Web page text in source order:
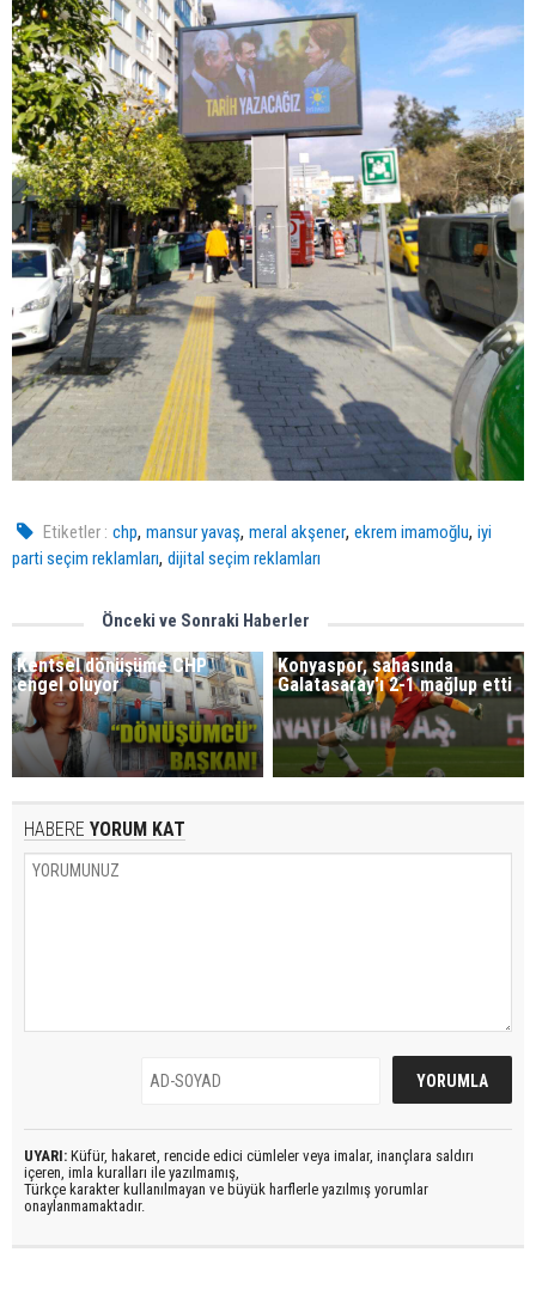
Etiketler : chp,mansur yavaş,meral akşener,ekrem imamoğlu,iyi
parti seçim reklamları, dijital seçim reklamları
Önceki ve Sonraki Haberler
Kentsel dönüşüme CHP
engel oluyor
Konyaspor, sahasında
Galatasaray'ı 2-1 mağlup etti
HABERE YORUM KAT
UYARI: Küfür, hakaret, rencide edici cümleler veya imalar, inançlara saldırı
içeren, imla kuralları ile yazılmamış,
Türkçe karakter kullanılmayan ve büyük harflerle yazılmış yorumlar
onaylanmamaktadır.